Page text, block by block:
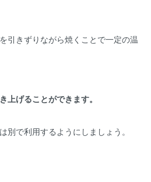
引きずりながら焼くことで一定の温
上げることができます。
別で利用するようにしましょう。